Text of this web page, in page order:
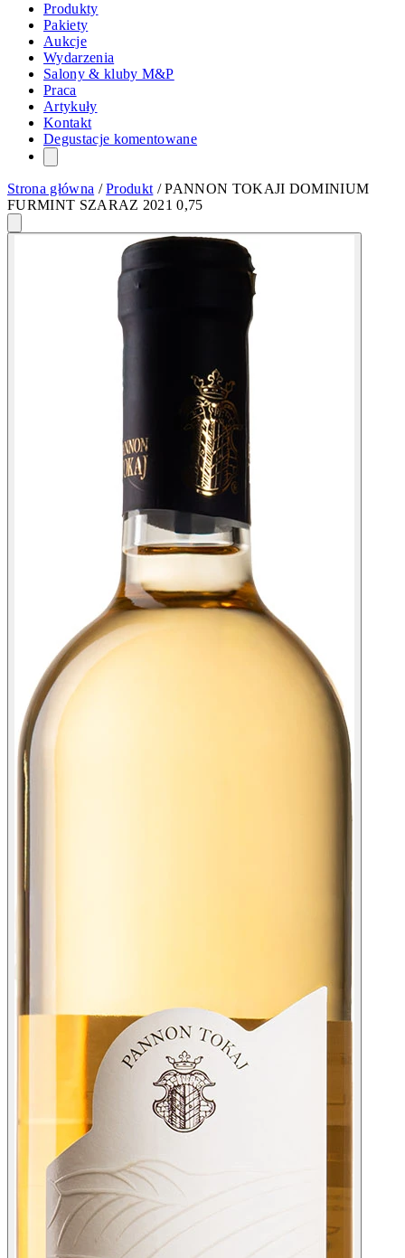
Produkty
Pakiety
Aukcje
Wydarzenia
Salony & kluby M&P
Praca
Artykuły
Kontakt
Degustacje komentowane
Strona główna /Produkt /PANNON TOKAJI DOMINIUM
FURMINT SZARAZ 2021 0,75